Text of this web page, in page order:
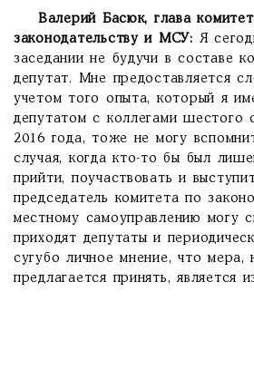
Валерий Басюк, глава
законодательству и МСУ: Я
заседании не будучи в составе
депутат. Мне предоставляется
учетом того опыта, который я
депутатом с коллегами шестого
2016 года, тоже не могу
случая, когда кто-то бы был
прийти, поучаствовать и
председатель комитета по
местному самоуправлению могу
приходят депутаты и
сугубо личное мнение, что мера,
предлагается принять, является